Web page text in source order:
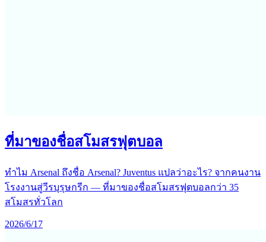
ที่มาของชื่อสโมสรฟุตบอล
ทำไม Arsenal ถึงชื่อ Arsenal? Juventus แปลว่าอะไร? จากคนงาน
โรงงานสู่วีรบุรุษกรีก — ที่มาของชื่อสโมสรฟุตบอลกว่า 35
สโมสรทั่วโลก
2026/6/17